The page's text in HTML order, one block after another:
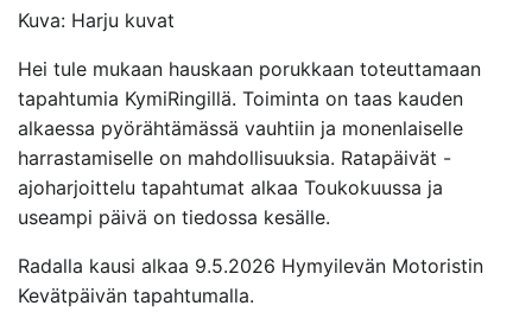
Kuva: Harju kuvat
Hei tule mukaan hauskaan porukkaan toteuttamaan
tapahtumia KymiRingillä. Toiminta on taas kauden
alkaessa pyörähtämässä vauhtiin ja monenlaiselle
harrastamiselle on mahdollisuuksia. Ratapäivät -
ajoharjoittelu tapahtumat alkaa Toukokuussa ja
useampi päivä on tiedossa kesälle.
Radalla kausi alkaa 9.5.2026 Hymyilevän Motoristin
Kevätpäivän tapahtumalla.